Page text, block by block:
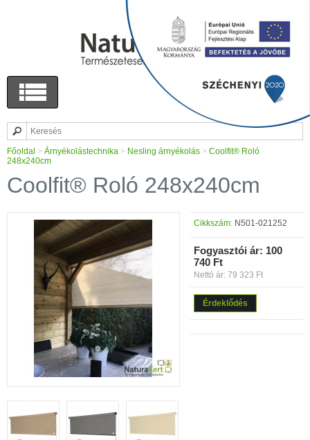
Főoldal > Árnyékolástechnika > Nesling árnyékolás > Coolfit® Roló
248x240cm
Coolfit® Roló 248x240cm
Cikkszám: N501-021252
Fogyasztói ár: 100
740 Ft
Nettó ár: 79 323 Ft
Érdeklődés